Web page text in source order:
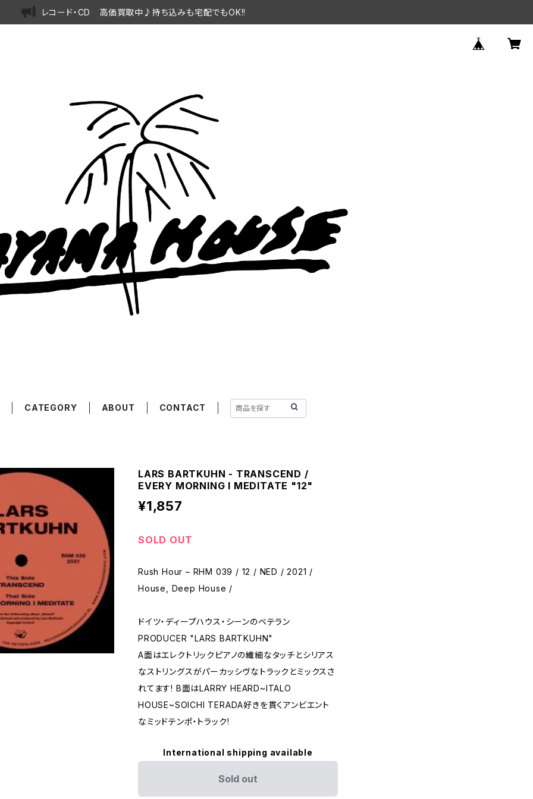
レコード・CD 高価買取中♪持ち込みも宅配でもOK!!
CATEGORY ABOUT CONTACT
LARS BARTKUHN - TRANSCEND /
EVERY MORNING I MEDITATE "12"
¥1,857
SOLD OUT
Rush Hour – RHM 039 / 12 / NED / 2021 /
House, Deep House /
ドイツ・ディープハウス・シーンのベテラン
PRODUCER "LARS BARTKUHN"
A面はエレクトリックピアノの繊細なタッチとシリアス
なストリングスがパーカッシヴなトラックとミックスさ
れてます! B面はLARRY HEARD~ITALO
HOUSE~SOICHI TERADA好きを貫くアンビエント
なミッドテンポ・トラック!
International shipping available
Sold out